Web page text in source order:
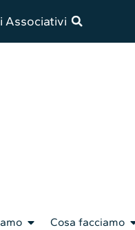
Associativi
Cosa facciamo